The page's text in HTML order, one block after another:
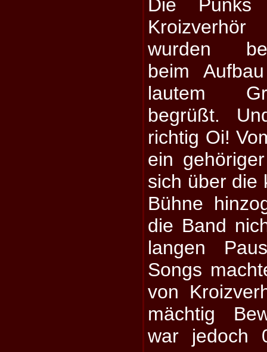
Die Punks
Kroizverhör
wurden
beim
lautem
begrüßt.
richtig Oi!
ein
sich über die
Bühne
die Band
langen
Songs
von
mächtig
war jedoch